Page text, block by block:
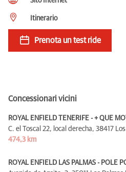
Itinerario
Prenota un test ride
Concessionari vicini
ROYAL ENFIELD TENERIFE - + QUE
C. el Toscal 22, local derecha, 38417
474,3 km
ROYAL ENFIELD LAS PALMAS - POLE